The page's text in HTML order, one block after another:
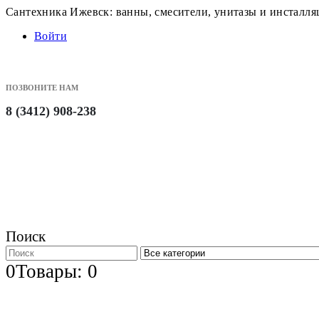
Сантехника Ижевск: ванны, смесители, унитазы и
Войти
ПОЗВОНИТЕ НАМ
8 (3412) 908-238
Поиск
0Товары: 0